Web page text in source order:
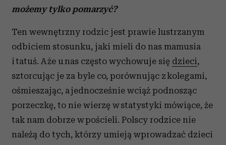
możemy tylko pomarzyć?
Ten wewnętrzny rodzic jest prawie lustrzanym
odbiciem stosunku, jaki mieli do nas mamusia
i tatuś. A że u nas często wychowuje się dzieci,
sztorcując je za byle co, porównując z kolegami,
ośmieszając, a jednocześnie wciąż podnosząc
porzeczkę, to nie wierzę w statystyki mówiące, że
tak nam dobrze w pościeli. Polscy rodzice nie
należą do tych, którzy umieją wprowadzać dzieci